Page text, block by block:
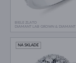
BIELE ZLATO
DIAMANT LAB GROWN & DIAMANT
NA SKLADE